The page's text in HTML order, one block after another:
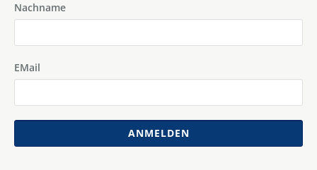
Nachname
EMail
ANMELDEN